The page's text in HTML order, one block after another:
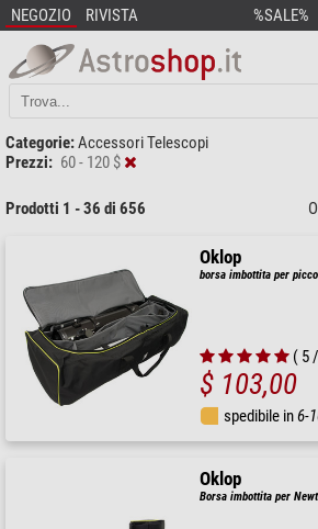
NEGOZIO RIVISTA %SALE%
Categorie:Accessori Telescopi
Prezzi: 60 - 120 $
Prodotti 1 - 36 di 656
Oklop
borsa imbottita per
( 5
$ 103,00
spedibile in6-
Oklop
Borsa imbottita per